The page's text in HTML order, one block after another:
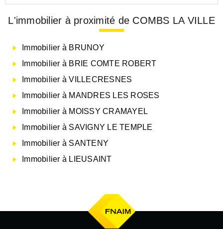
L'immobilier à proximité de COMBS LA VILLE
Immobilier à BRUNOY
Immobilier à BRIE COMTE ROBERT
Immobilier à VILLECRESNES
Immobilier à MANDRES LES ROSES
Immobilier à MOISSY CRAMAYEL
Immobilier à SAVIGNY LE TEMPLE
Immobilier à SANTENY
Immobilier à LIEUSAINT